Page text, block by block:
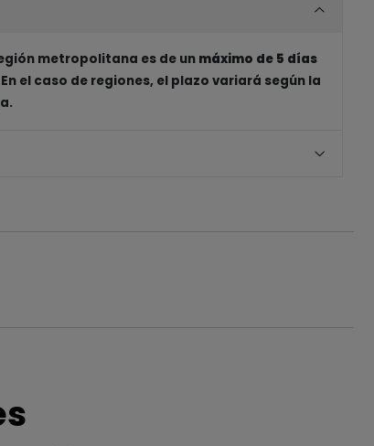
metropolitana es de un máximo de 5 días
En el caso de regiones, el plazo variará según la